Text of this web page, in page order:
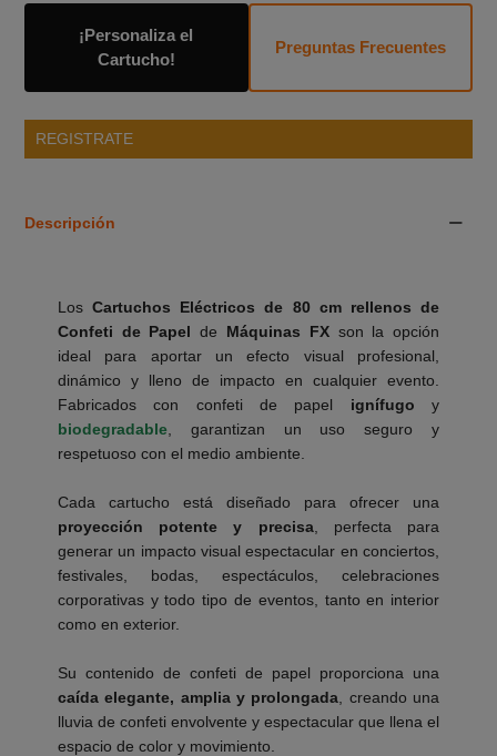
¡Personaliza el
Cartucho!
Preguntas Frecuentes
REGISTRATE
Descripción
Los Cartuchos Eléctricos de 80 cm rellenos de
Confeti de Papel de Máquinas FXson la opción
ideal para aportar un efecto visual profesional,
dinámico y lleno de impacto en cualquier evento.
Fabricados con confeti de papel ignífugo y
biodegradable, garantizan un uso seguro y
respetuoso con el medio ambiente.
Cada cartucho está diseñado para ofrecer una
proyección potente y precisa, perfecta para
generar un impacto visual espectacular en conciertos,
festivales, bodas, espectáculos, celebraciones
corporativas y todo tipo de eventos, tanto en interior
como en exterior.
Su contenido de confeti de papel proporciona una
caída elegante, amplia y prolongada , creando una
lluvia de confeti envolvente y espectacular que llena el
espacio de color y movimiento.